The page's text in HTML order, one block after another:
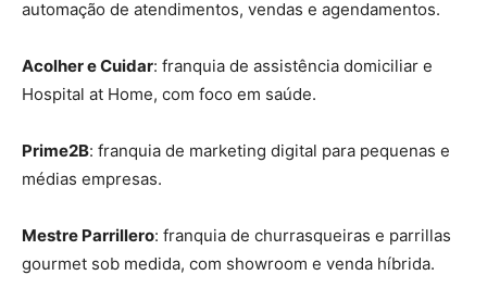
automação de atendimentos, vendas e agendamentos.
Acolher e Cuidar: franquia de assistência domiciliar e
Hospital at Home, com foco em saúde.
Prime2B: franquia de marketing digital para pequenas e
médias empresas.
Mestre Parrillero: franquia de churrasqueiras e parrillas
gourmet sob medida, com showroom e venda híbrida.